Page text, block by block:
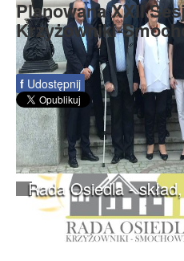
Rada Osiedla -
Planowana XXII
Krzyżowniki-
f Udostępnij